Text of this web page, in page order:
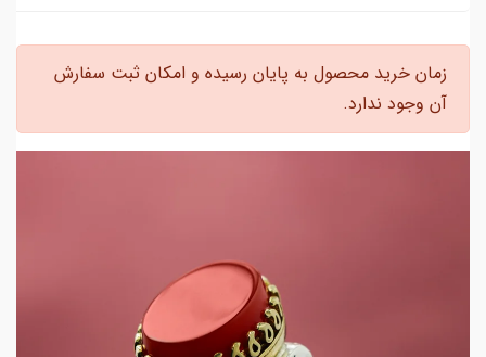
زمان خرید محصول به پایان رسیده و امکان ثبت سفارش
آن وجود ندارد.